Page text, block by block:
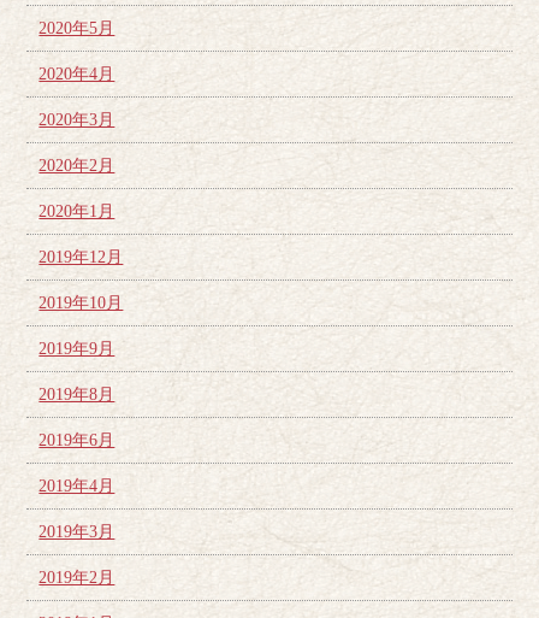
2020年5月
2020年4月
2020年3月
2020年2月
2020年1月
2019年12月
2019年10月
2019年9月
2019年8月
2019年6月
2019年4月
2019年3月
2019年2月